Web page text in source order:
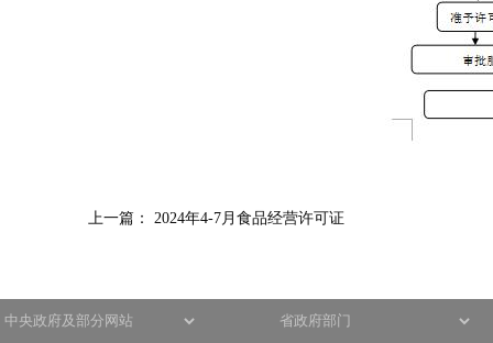
上一篇： 2024年4-7月食品经营许可证